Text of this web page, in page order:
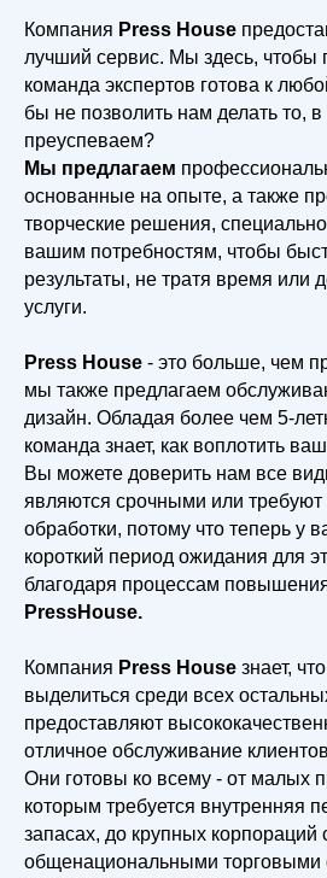
Компания Press House
лучший сервис. Мы здесь, чтобы
команда экспертов готова к
бы не позволить нам делать то,
преуспеваем?
Мы предлагаем
основанные на опыте, а также
творческие решения,
вашим потребностям, чтобы
результаты, не тратя время или
услуги.
Press House - это больше, чем
мы также предлагаем
дизайн. Обладая более чем 5-
команда знает, как воплотить
Вы можете доверить нам все
являются срочными или требуют
обработки, потому что теперь у
короткий период ожидания для
благодаря процессам
PressHouse.
Компания Press House знает,
выделиться среди всех
предоставляют
отличное обслуживание
Они готовы ко всему - от малых
которым требуется внутренняя
запасах, до крупных корпораций
общенациональными торговыми